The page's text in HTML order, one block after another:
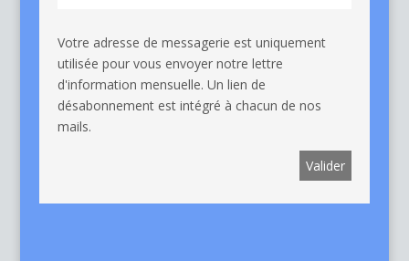
Votre adresse de messagerie est uniquement
utilisée pour vous envoyer notre lettre
d'information mensuelle. Un lien de
désabonnement est intégré à chacun de nos
mails.